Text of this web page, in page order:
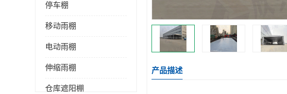
停车棚
移动雨棚
电动雨棚
伸缩雨棚
仓库遮阳棚
产品描述